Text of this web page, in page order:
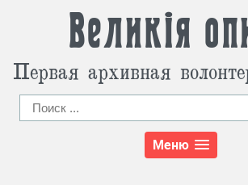
Великія
Первая архивная
Меню